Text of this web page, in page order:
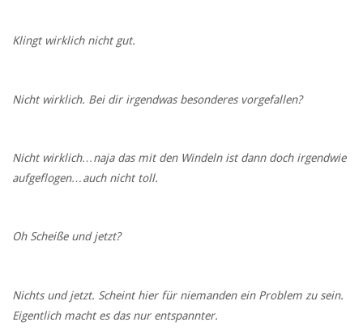
Klingt wirklich nicht gut.
Nicht wirklich. Bei dir irgendwas besonderes vorgefallen?
Nicht wirklich…naja das mit den Windeln ist dann doch irgendwie
aufgeflogen…auch nicht toll.
Oh Scheiße und jetzt?
Nichts und jetzt. Scheint hier für niemanden ein Problem zu sein.
Eigentlich macht es das nur entspannter.